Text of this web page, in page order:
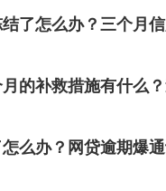
了怎么办？三个月
的补救措施有什么
么办？网贷逾期爆